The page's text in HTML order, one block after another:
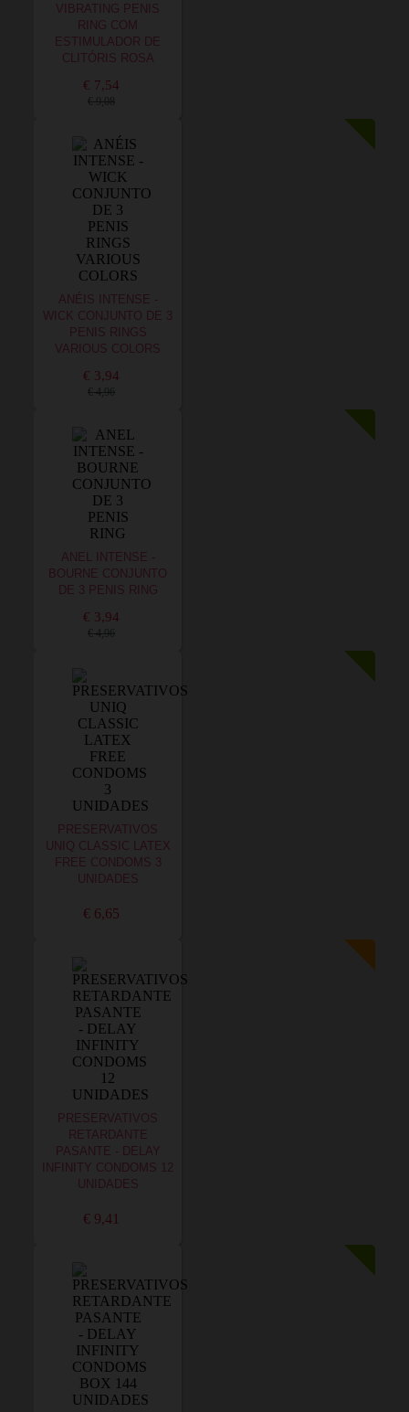
VIBRATING PENIS
RING COM
ESTIMULADOR DE
CLITÓRIS ROSA
€ 7,54
€ 9,08
ANÉIS INTENSE -
WICK CONJUNTO DE 3
PENIS RINGS
VARIOUS COLORS
€ 3,94
€ 4,96
ANEL INTENSE -
BOURNE CONJUNTO
DE 3 PENIS RING
€ 3,94
€ 4,96
PRESERVATIVOS
UNIQ CLASSIC LATEX
FREE CONDOMS 3
UNIDADES
€ 6,65
PRESERVATIVOS
RETARDANTE
PASANTE - DELAY
INFINITY CONDOMS 12
UNIDADES
€ 9,41